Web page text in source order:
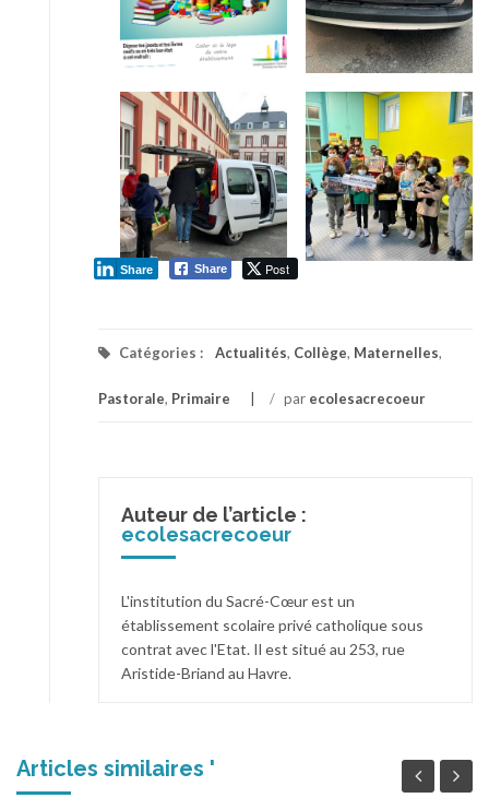
Share Post
Share
Catégories : Actualités, Collège, Maternelles,
Pastorale, Primaire / par ecolesacrecoeur
Auteur de l’article :
ecolesacrecoeur
L'institution du Sacré-Cœur est un
établissement scolaire privé catholique sous
contrat avec l'Etat. Il est situé au 253, rue
Aristide-Briand au Havre.
Articles similaires '